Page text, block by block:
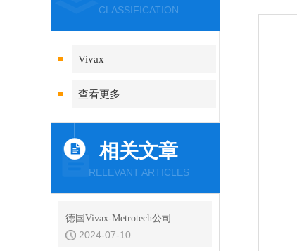
CLASSIFICATION
Vivax
查看更多
相关文章
RELEVANT ARTICLES
德国Vivax-Metrotech公司
2024-07-10